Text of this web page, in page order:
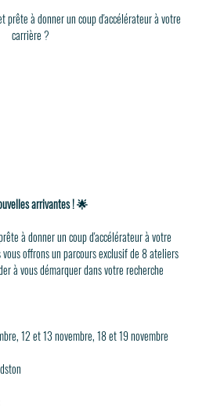
prête à donner un coup d'accélérateur à votre
arrivantes ! 🌟
à donner un coup d'accélérateur à votre
offrons un parcours exclusif de 8 ateliers
à vous démarquer dans votre recherche
12 et 13 novembre, 18 et 19 novembre